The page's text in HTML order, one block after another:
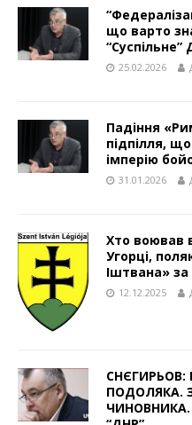
що варто
“Суспільне”
25.02.2026
Падіння
підпілля,
імперію
31.01.2026
Хто воював
Угорці,
Іштвана»
12.12.2025
СНЄГИРЬОВ:
ПОДОЛЯКА.